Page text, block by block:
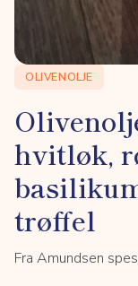
OLIVENOLJE
hvitløk,
trøffel
Fra Amundsen